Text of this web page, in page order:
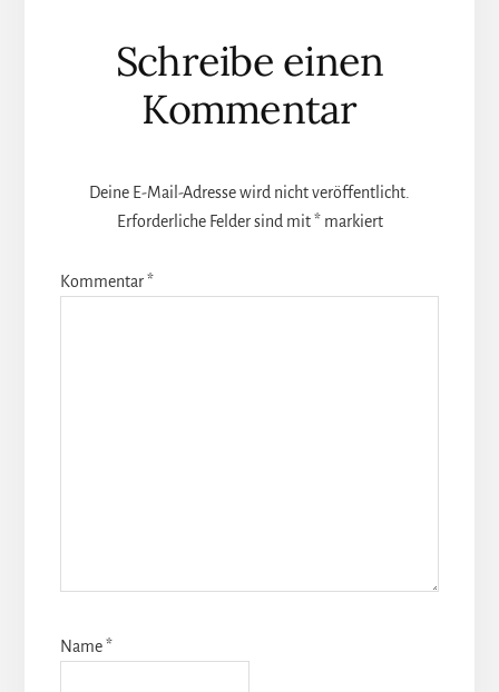
Leser-
Interaktionen
Schreibe einen
Kommentar
Deine E-Mail-Adresse wird nicht veröffentlicht.
Erforderliche Felder sind mit*markiert
Kommentar*
Name*